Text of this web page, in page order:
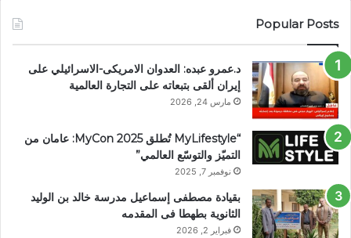
Popular Posts
د.عمرو عبده: العدوان الامريكى-الاسرائيلي على
إيران ألقى بتبعاته على التجارة العالمية
مارس 24, 2026
“MyLifestyle تُطلق MyCon 2025: عامان من
التميّز والتوسّع العالمي”
نوفمبر 7, 2025
بقيادة مصطفى إسماعيل مدرسة خالد بن الوليد
الثانوية بطهطا فى المقدمه
فبراير 2, 2026